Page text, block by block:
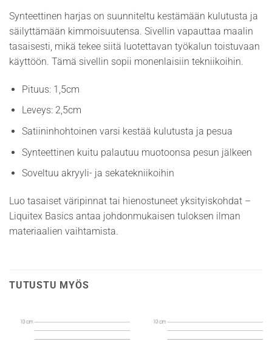
Synteettinen harjas on suunniteltu kestämään kulutusta ja
säilyttämään kimmoisuutensa. Sivellin vapauttaa maalin
tasaisesti, mikä tekee siitä luotettavan työkalun toistuvaan
käyttöön. Tämä sivellin sopii monenlaisiin tekniikoihin.
Pituus: 1,5cm
Leveys: 2,5cm
Satiininhohtoinen varsi kestää kulutusta ja pesua
Synteettinen kuitu palautuu muotoonsa pesun jälkeen
Soveltuu akryyli- ja sekatekniikoihin
Luo tasaiset väripinnat tai hienostuneet yksityiskohdat –
Liquitex Basics antaa johdonmukaisen tuloksen ilman
materiaalien vaihtamista.
TUTUSTU MYÖS